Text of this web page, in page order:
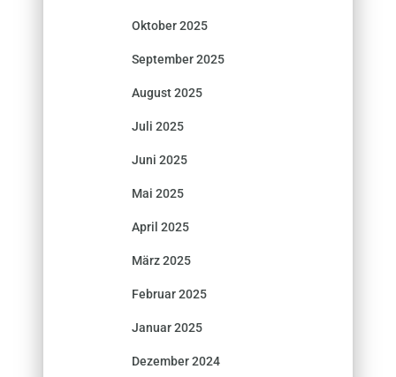
Oktober 2025
September 2025
August 2025
Juli 2025
Juni 2025
Mai 2025
April 2025
März 2025
Februar 2025
Januar 2025
Dezember 2024